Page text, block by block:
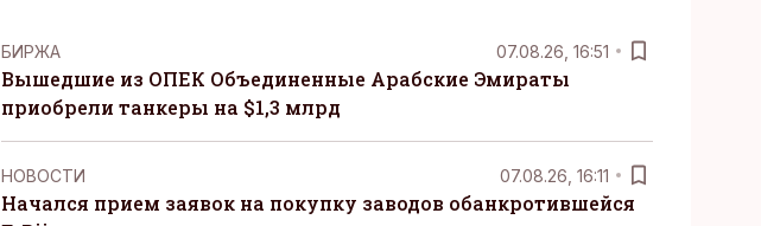
БИРЖА 07.08.26, 16:51
Вышедшие из ОПЕК Объединенные Арабские Эмираты
приобрели танкеры на $1,3 млрд
НОВОСТИ 07.08.26, 16:11
Начался прием заявок на покупку заводов обанкротившейся